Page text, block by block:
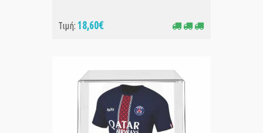
Τιμή: 18,60€